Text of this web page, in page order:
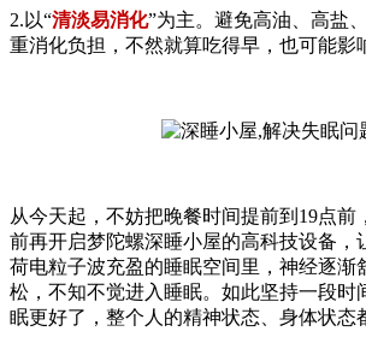
2.以“清淡易消化”为主。避免高油、高盐
重消化负担，不然就算吃得早，也可能影
从今天起，不妨把晚餐时间提前到19点前
前再开启梦陀螺深睡小屋的高科技设备，
荷电粒子波充盈的睡眠空间里，神经逐渐
松，不知不觉进入睡眠。如此坚持一段时
眠更好了，整个人的精神状态、身体状态